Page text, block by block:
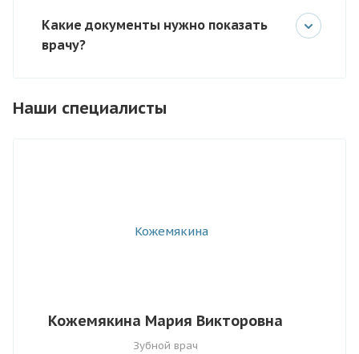
Какие документы нужно показать
врачу?
Наши специалисты
Кожемякина Мария Викторовна
Зубной врач